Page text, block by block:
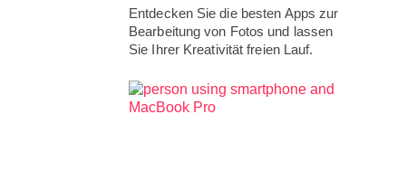
Entdecken Sie die besten Apps zur
Bearbeitung von Fotos und lassen
Sie Ihrer Kreativität freien Lauf.